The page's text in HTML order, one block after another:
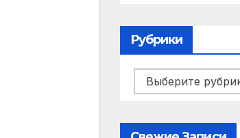
Рубрики
Рубрики